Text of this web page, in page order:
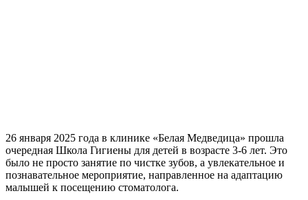
26 января 2025 года в клинике «Белая Медведица» прошла
очередная Школа Гигиены для детей в возрасте 3-6 лет. Это
было не просто занятие по чистке зубов, а увлекательное и
познавательное мероприятие, направленное на адаптацию
малышей к посещению стоматолога.